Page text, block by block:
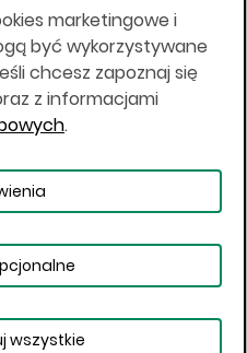
jurysdykcji, w której
z prawem lub w
nabycie produktów
lub w której nie
Prawa obowiązujące
czy jest możliwe
osobowe
marketingowe i
być wykorzystywane
chcesz zapoznaj się
z informacjami
.
wszystkie